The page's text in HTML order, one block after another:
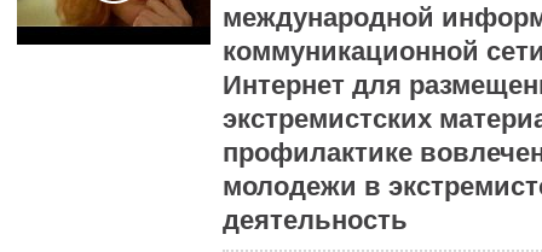
международной
коммуникационной
Интернет для
экстремистских
профилактике
молодежи в
деятельность